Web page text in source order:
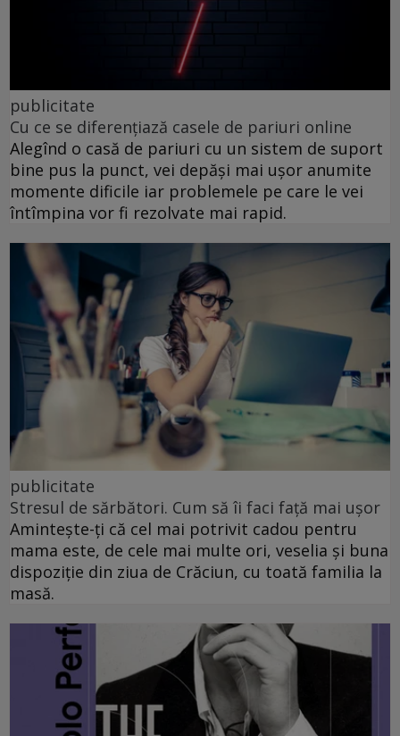
publicitate
Cu ce se diferențiază casele de pariuri online
Alegînd o casă de pariuri cu un sistem de suport
bine pus la punct, vei depăși mai ușor anumite
momente dificile iar problemele pe care le vei
întîmpina vor fi rezolvate mai rapid.
publicitate
Stresul de sărbători. Cum să îi faci față mai ușor
Amintește-ți că cel mai potrivit cadou pentru
mama este, de cele mai multe ori, veselia și buna
dispoziție din ziua de Crăciun, cu toată familia la
masă.